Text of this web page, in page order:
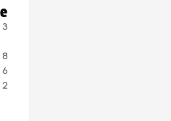
3
8
6
2